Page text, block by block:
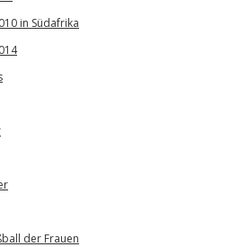
in Südafrika
der Frauen